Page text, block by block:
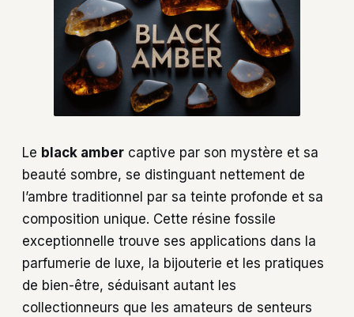
Le black amber captive par son mystère et sa
beauté sombre, se distinguant nettement de
l’ambre traditionnel par sa teinte profonde et sa
composition unique. Cette résine fossile
exceptionnelle trouve ses applications dans la
parfumerie de luxe, la bijouterie et les pratiques
de bien-être, séduisant autant les
collectionneurs que les amateurs de senteurs